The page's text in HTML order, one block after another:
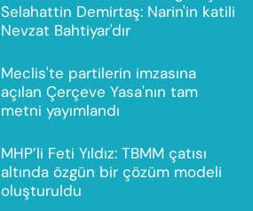
Selahattin Demirtaş: Narin'in katili
Nevzat Bahtiyar'dır
Meclis'te partilerin imzasına
açılan Çerçeve Yasa'nın tam
metni yayımlandı
MHP’li Feti Yıldız: TBMM çatısı
altında özgün bir çözüm modeli
oluşturuldu